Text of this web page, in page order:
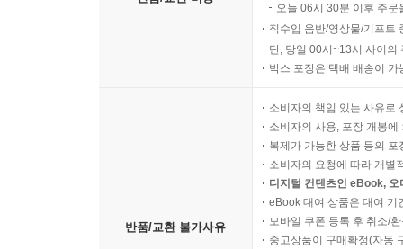
오늘 06시 30분 이후 주
직수입 음반/영상물/기프트
단, 당일 00시~13시 사이의
박스 포장은 택배 배송이
반품/교환 불가사유
소비자의 책임 있는 사유로
소비자의 사용, 포장 개봉
복제가 가능한 상품 등의
소비자의 요청에 따라 개별
디지털 컨텐츠인 eBook,
eBook 대여 상품은 대여 기
모바일 쿠폰 등록 후 취소/
중고상품이 구매확정(자동